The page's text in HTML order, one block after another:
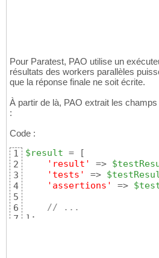
Pour Paratest, PAO utilise un
résultats des workers parallèles
que la réponse finale ne soit écrite.
À partir de là, PAO extrait les
:
Code :
1
2
3
4
5
6
7
$result =
[
'result'
=>
'tests'
=>
'assertions'
=>
// ...
] ;